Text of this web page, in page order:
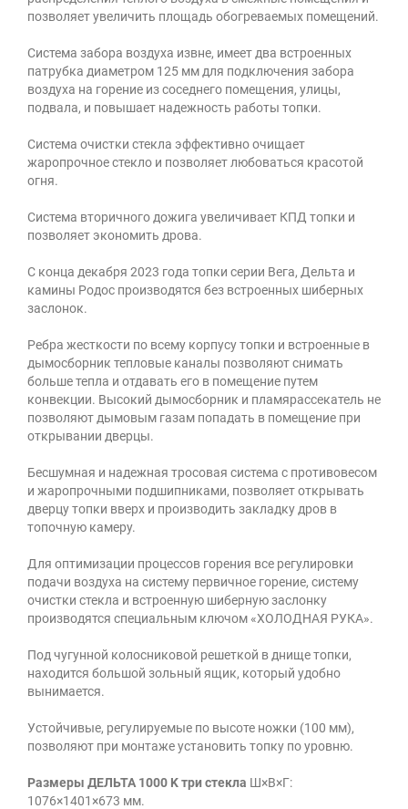
позволяет увеличить площадь обогреваемых помещений.
Система забора воздуха извне, имеет два встроенных
патрубка диаметром 125 мм для подключения забора
воздуха на горение из соседнего помещения, улицы,
подвала, и повышает надежность работы топки.
Система очистки стекла эффективно очищает
жаропрочное стекло и позволяет любоваться красотой
огня.
Система вторичного дожига увеличивает КПД топки и
позволяет экономить дрова.
С конца декабря 2023 года топки серии Вега, Дельта и
камины Родос производятся без встроенных шиберных
заслонок.
Ребра жесткости по всему корпусу топки и встроенные в
дымосборник тепловые каналы позволяют снимать
больше тепла и отдавать его в помещение путем
конвекции. Высокий дымосборник и пламярассекатель не
позволяют дымовым газам попадать в помещение при
открывании дверцы.
Бесшумная и надежная тросовая система с противовесом
и жаропрочными подшипниками, позволяет открывать
дверцу топки вверх и производить закладку дров в
топочную камеру.
Для оптимизации процессов горения все регулировки
подачи воздуха на систему первичное горение, систему
очистки стекла и встроенную шиберную заслонку
производятся специальным ключом «ХОЛОДНАЯ РУКА».
Под чугунной колосниковой решеткой в днище топки,
находится большой зольный ящик, который удобно
вынимается.
Устойчивые, регулируемые по высоте ножки (100 мм),
позволяют при монтаже установить топку по уровню.
Размеры ДЕЛЬТА 1000 K три стекла Ш×В×Г:
1076×1401×673 мм.